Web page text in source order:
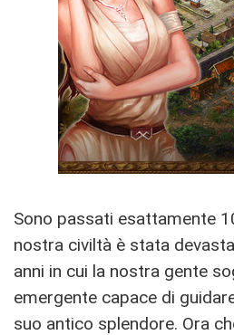
Sono passati esattamente
nostra civiltà è stata
anni in cui la nostra gente
emergente capace di
suo antico splendore. Ora